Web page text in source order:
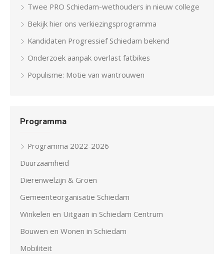
Twee PRO Schiedam-wethouders in nieuw college
Bekijk hier ons verkiezingsprogramma
Kandidaten Progressief Schiedam bekend
Onderzoek aanpak overlast fatbikes
Populisme: Motie van wantrouwen
Programma
Programma 2022-2026
Duurzaamheid
Dierenwelzijn & Groen
Gemeenteorganisatie Schiedam
Winkelen en Uitgaan in Schiedam Centrum
Bouwen en Wonen in Schiedam
Mobiliteit